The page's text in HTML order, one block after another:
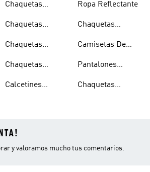
Ligeros
Chaquetas
Chaquetas
Chaquetas
Hombre
Chaquetas
Mujer
Calcetines
Ropa Reflectante
Chaquetas
Camisetas De
Pantalones
Chaquetas
y valoramos mucho tus comentarios.